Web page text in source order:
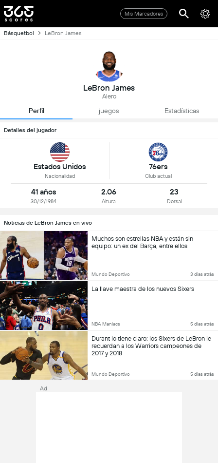
Mis Marcadores
Básquetbol LeBron James
LeBron James
Alero
Perfil juegos Estadísticas
Detalles del jugador
Estados Unidos
Nacionalidad
76ers
Club actual
41 años
30/12/1984
2.06
Altura
23
Dorsal
Ad
Noticias de LeBron James en vivo
Muchos son estrellas NBA y están sin
equipo: un ex del Barça, entre ellos
Mundo Deportivo 3 dias atrás
La llave maestra de los nuevos Sixers
NBA Maniacs 5 dias atrás
Durant lo tiene claro: los Sixers de LeBron le
recuerdan a los Warriors campeones de
2017 y 2018
Mundo Deportivo 5 dias atrás